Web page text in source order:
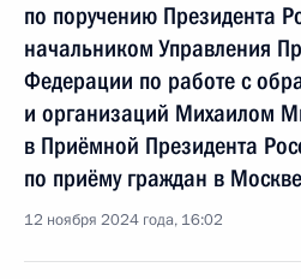
по поручению Президента
начальником Управления
Федерации по работе с
и организаций Михаилом
в Приёмной Президента
по приёму граждан в
12 ноября 2024 года, 16:02